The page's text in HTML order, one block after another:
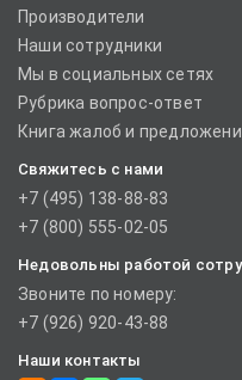
Производители
Наши сотрудники
Мы в социальных сетях
Рубрика вопрос-ответ
Книга жалоб и
Свяжитесь с нами
+7 (495) 138-88-83
+7 (800) 555-02-05
Недовольны работой
Звоните по номеру:
+7 (926) 920-43-88
Наши контакты